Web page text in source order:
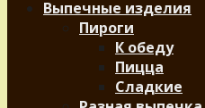
Выпечные изделия
Пироги
К обеду
Пицца
Сладкие